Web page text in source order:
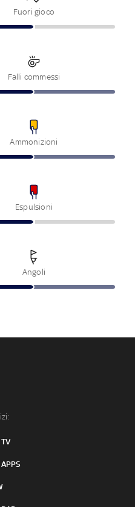
Fuori gioco
Falli commessi
Ammonizioni
Espulsioni
Angoli